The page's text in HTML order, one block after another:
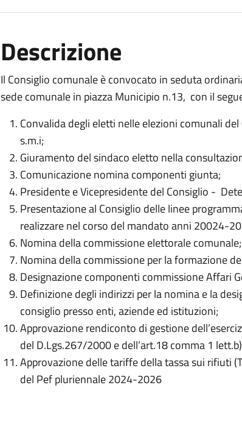
Descrizione
Il Consiglio comunale è convocato in seduta
sede comunale in piazza Municipio n.13, con il
Convalida degli eletti nelle elezioni comunali
s.m.i;
Giuramento del sindaco eletto nella
Comunicazione nomina componenti giunta;
Presidente e Vicepresidente del Consiglio -
Presentazione al Consiglio delle linee
realizzare nel corso del mandato anni 20024-
Nomina della commissione elettorale comunale;
Nomina della commissione per la formazione
Designazione componenti commissione Affari
Definizione degli indirizzi per la nomina e la
consiglio presso enti, aziende ed istituzioni;
Approvazione rendiconto di gestione
del D.Lgs.267/2000 e dell’art.18 comma 1
Approvazione delle tariffe della tassa sui rifiuti
del Pef pluriennale 2024-2026